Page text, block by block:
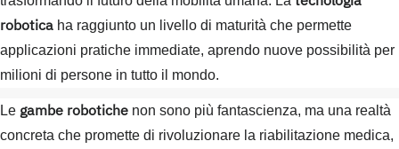
robotica ha raggiunto un livello di maturità che permette
applicazioni pratiche immediate, aprendo nuove possibilità per
milioni di persone in tutto il mondo.
Le gambe robotiche non sono più fantascienza, ma una realtà
concreta che promette di rivoluzionare la riabilitazione medica,